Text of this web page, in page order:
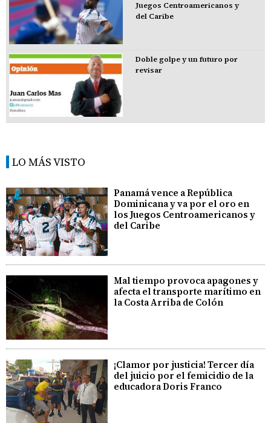
Juegos Centroamericanos y
del Caribe
Doble golpe y un futuro por
revisar
LO MÁS VISTO
Panamá vence a República
Dominicana y va por el oro en
los Juegos Centroamericanos y
del Caribe
Mal tiempo provoca apagones y
afecta el transporte marítimo en
la Costa Arriba de Colón
¡Clamor por justicia! Tercer día
del juicio por el femicidio de la
educadora Doris Franco